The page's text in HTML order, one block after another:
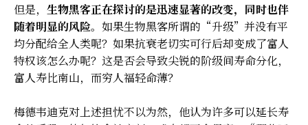
但是， 生物黑客正在探讨的是迅速显著的改变，同时也伴
随着明显的风险。如果生物黑客所谓的“升级”并没有平
均分配给全人类呢？如果抗衰老切实可行后却变成了富人
特权该怎么办呢？这是否会导致尖锐的阶级间寿命分化，
富人寿比南山，而穷人福轻命薄？
梅德韦迪克对上述担忧不以为然，他认为许多可以延长寿